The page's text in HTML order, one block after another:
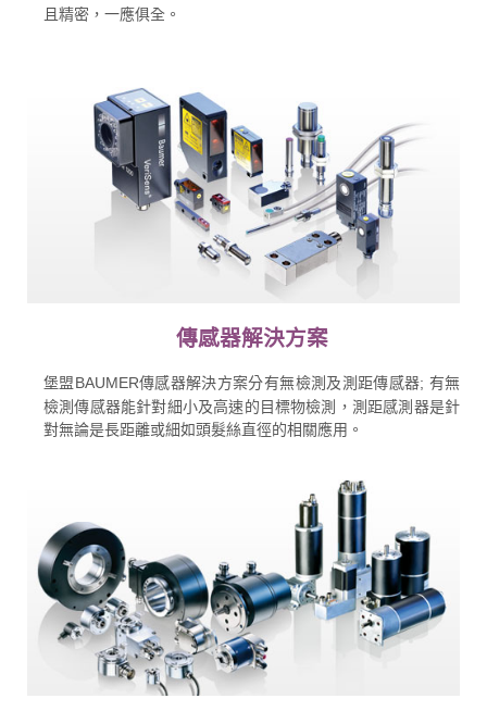
且精密，一應俱全。
傳感器解決方案
堡盟BAUMER傳感器解決方案分有無檢測及測距傳感器; 有無
檢測傳感器能針對細小及高速的目標物檢測，測距感測器是針
對無論是長距離或細如頭髮絲直徑的相關應用。